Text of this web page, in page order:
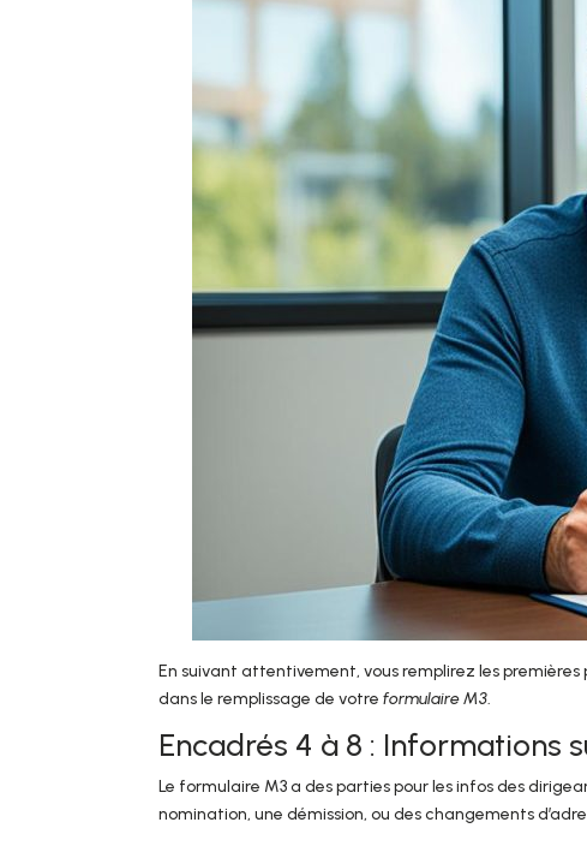
En suivant attentivement, vous remplirez les
dans le remplissage de votre formulaire M3.
Encadrés 4 à 8 : Informations
Le formulaire M3 a des parties pour les infos des
nomination, une démission, ou des changements